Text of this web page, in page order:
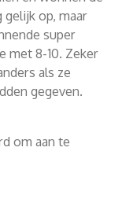
op, maar
super
met 8-10. Zeker
als ze
gegeven.
om aan te